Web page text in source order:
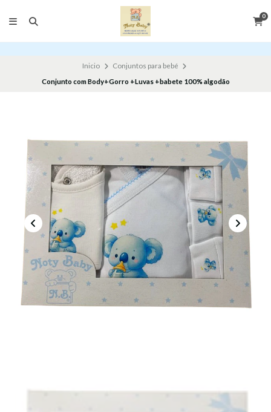
0
Inicio
Conjuntos para bebé
Conjunto com Body+Gorro +Luvas +babete 100% algodão